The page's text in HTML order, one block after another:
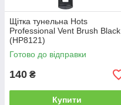
Щітка тунельна Hots
Professional Vent Brush Black
(HP8121)
Готово до відправки
140 ₴
Купити